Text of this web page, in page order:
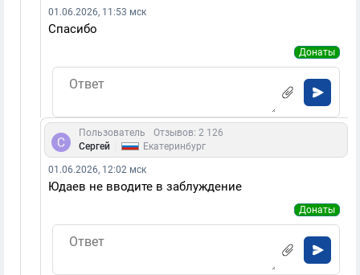
01.06.2026, 11:53 мск
Спасибо
Донаты
Пользователь
Отзывов: 2 126
Сергей
Екатеринбург
01.06.2026, 12:02 мск
Юдаев не вводите в заблуждение
Донаты